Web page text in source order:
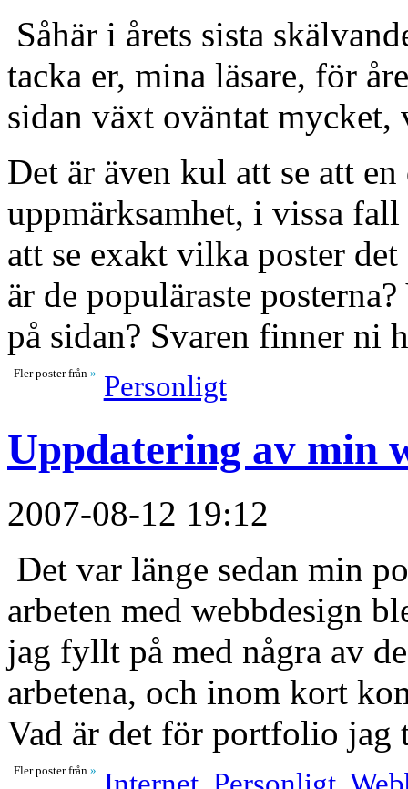
Såhär i årets sista
tacka er, mina läsare, för
sidan växt oväntat
Det är även kul att se att
uppmärksamhet, i vissa
att se exakt vilka poster
är de populäraste
på sidan? Svaren finner ni
Fler poster från» Personligt
Uppdatering av min
2007-08-12 19:12
Det var länge sedan min
arbeten med webbdesign
jag fyllt på med några av
arbetena, och inom kort
Vad är det för portfolio jag
Fler poster från»